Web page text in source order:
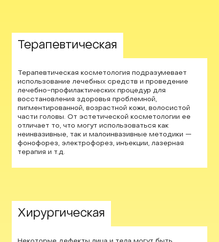
Терапевтическая
Терапевтическая косметология подразумевает
использование лечебных средств и проведение
лечебно-профилактических процедур для
восстановления здоровья проблемной,
пигментированной, возрастной кожи, волосистой
части головы. От эстетической косметологии ее
отличает то, что могут использоваться как
неинвазивные, так и малоинвазивные методики —
фонофорез, электрофорез, инъекции, лазерная
терапия и т.д.
03
Хирургическая